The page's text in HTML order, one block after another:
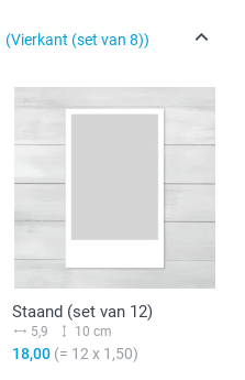
(Vierkant (set van 8))
Staand (set van 12)
5,9 10 cm
18,00 (= 12 x 1,50)